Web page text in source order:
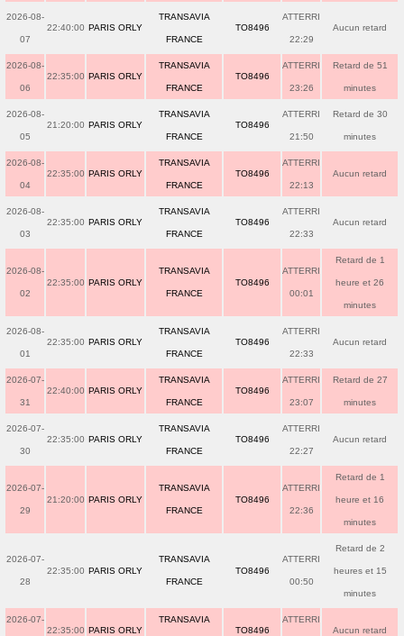
2026-08-
07
22:40:00 PARIS ORLY
TRANSAVIA
FRANCE
TO8496
ATTERRI
22:29
Aucun retard
2026-08-
06
22:35:00 PARIS ORLY
TRANSAVIA
FRANCE
TO8496
ATTERRI
23:26
Retard de 51
minutes
2026-08-
05
21:20:00 PARIS ORLY
TRANSAVIA
FRANCE
TO8496
ATTERRI
21:50
Retard de 30
minutes
2026-08-
04
22:35:00 PARIS ORLY
TRANSAVIA
FRANCE
TO8496
ATTERRI
22:13
Aucun retard
2026-08-
03
22:35:00 PARIS ORLY
TRANSAVIA
FRANCE
TO8496
ATTERRI
22:33
Aucun retard
2026-08-
02
22:35:00 PARIS ORLY
TRANSAVIA
FRANCE
TO8496
ATTERRI
00:01
Retard de 1
heure et 26
minutes
2026-08-
01
22:35:00 PARIS ORLY
TRANSAVIA
FRANCE
TO8496
ATTERRI
22:33
Aucun retard
2026-07-
31
22:40:00 PARIS ORLY
TRANSAVIA
FRANCE
TO8496
ATTERRI
23:07
Retard de 27
minutes
2026-07-
30
22:35:00 PARIS ORLY
TRANSAVIA
FRANCE
TO8496
ATTERRI
22:27
Aucun retard
2026-07-
29
21:20:00 PARIS ORLY
TRANSAVIA
FRANCE
TO8496
ATTERRI
22:36
Retard de 1
heure et 16
minutes
2026-07-
28
22:35:00 PARIS ORLY
TRANSAVIA
FRANCE
TO8496
ATTERRI
00:50
Retard de 2
heures et 15
minutes
2026-07-
22:35:00 PARIS ORLY
TRANSAVIA
TO8496
ATTERRI
Aucun retard